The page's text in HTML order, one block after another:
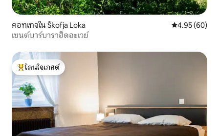
คอทเทจใน Škofja Loka คะแนนเฉลี่ย
4.95 (60)
เซนต์บาร์บาราฮิดอะเวย์
โดนใจเกสต์ที่สุด
โดนใจเกสต์